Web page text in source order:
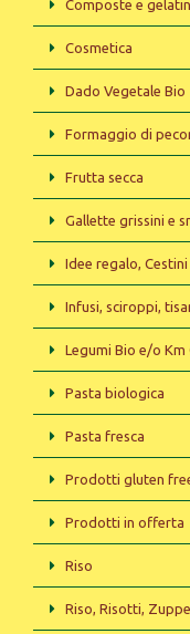
Composte e
Cosmetica
Dado Vegetale Bio
Formaggio di
Frutta secca
Gallette grissini e
Idee regalo,
Infusi, sciroppi,
Legumi Bio e/o Km
Pasta biologica
Pasta fresca
Prodotti gluten
Prodotti in offerta
Riso
Riso, Risotti,